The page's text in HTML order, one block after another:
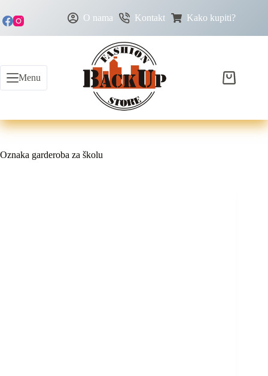
O nama Kontakt Kako kupiti?
Menu
Oznaka garderoba za školu